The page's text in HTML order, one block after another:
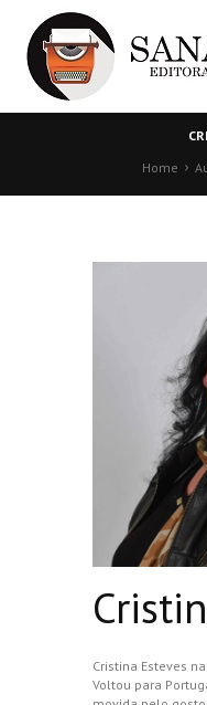
Home
Cristina Esteves
Voltou para